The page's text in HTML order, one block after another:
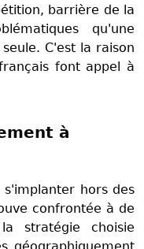
barrière de la
qu'une
C'est la raison
font appel à
à
s'implanter hors des
confrontée à de
stratégie choisie